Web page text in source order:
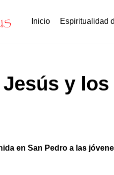
Inicio Espiritualidad
y
en San Pedro a las